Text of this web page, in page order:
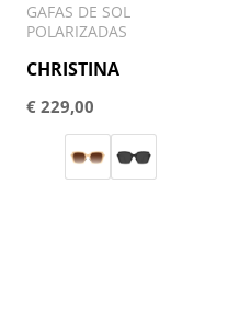
GAFAS DE SOL
POLARIZADAS
CHRISTINA
€ 229,00